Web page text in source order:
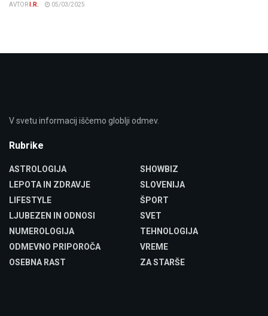
AVTOR I.R. 05/03/2025
V svetu informacij iščemo globlji odmev.
Rubrike
ASTROLOGIJA
LEPOTA IN ZDRAVJE
LIFESTYLE
LJUBEZEN IN ODNOSI
NUMEROLOGIJA
ODMEVNO PRIPOROČA
OSEBNA RAST
SHOWBIZ
SLOVENIJA
ŠPORT
SVET
TEHNOLOGIJA
VREME
ZA STARŠE